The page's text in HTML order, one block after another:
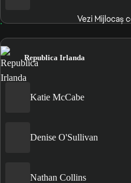
Vezi Mijlocaș
Republica Irlanda
Katie McCabe
Denise O'Sullivan
Nathan Collins